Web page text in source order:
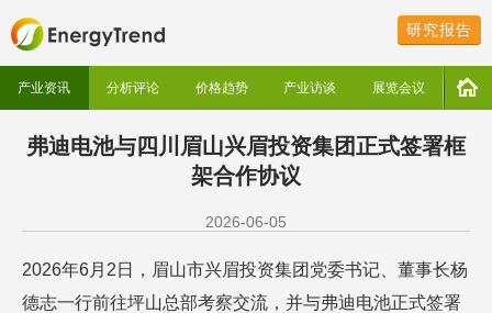
研究报告
产业资讯 分析评论 价格趋势 产业访谈 展览会议
弗迪电池与四川眉山兴眉投资集团正式签署框
架合作协议
2026-06-05
2026年6月2日，眉山市兴眉投资集团党委书记、董事长杨
德志一行前往坪山总部考察交流，并与弗迪电池正式签署